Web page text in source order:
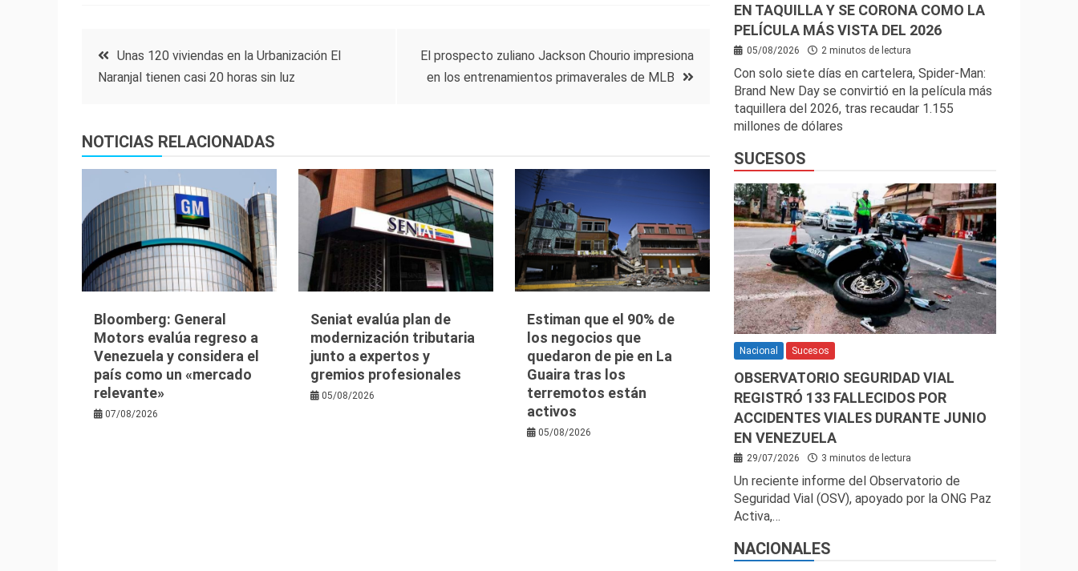
Navegación
entradas
Unas 120 viviendas en la Urbanización El
Naranjal tienen casi 20 horas sin luz
El prospecto zuliano Jackson Chourio impresiona
en los entrenamientos primaverales de MLB
NOTICIAS RELACIONADAS
Bloomberg: General
Motors evalúa regreso a
Venezuela y considera el
país como un «mercado
relevante»
07/08/2026
Seniat evalúa plan de
modernización tributaria
junto a expertos y
gremios profesionales
05/08/2026
Estiman que el 90% de
los negocios que
quedaron de pie en La
Guaira tras los
terremotos están
activos
05/08/2026
EN TAQUILLA Y SE CORONA COMO LA
PELÍCULA MÁS VISTA DEL 2026
05/08/2026 2 minutos de lectura
Con solo siete días en cartelera, Spider-Man:
Brand New Day se convirtió en la película más
taquillera del 2026, tras recaudar 1.155
millones de dólares
SUCESOS
Nacional Sucesos
OBSERVATORIO SEGURIDAD VIAL
REGISTRÓ 133 FALLECIDOS POR
ACCIDENTES VIALES DURANTE JUNIO
EN VENEZUELA
29/07/2026 3 minutos de lectura
Un reciente informe del Observatorio de
Seguridad Vial (OSV), apoyado por la ONG Paz
Activa,…
NACIONALES